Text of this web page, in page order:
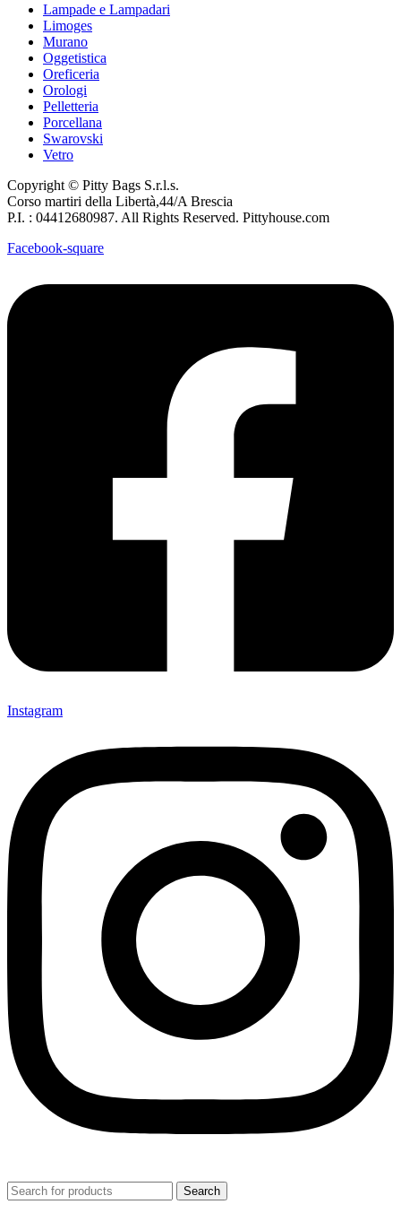
Lampade e Lampadari
Limoges
Murano
Oggetistica
Oreficeria
Orologi
Pelletteria
Porcellana
Swarovski
Vetro
Copyright © Pitty Bags S.r.l.s.
Corso martiri della Libertà,44/A Brescia
P.I. : 04412680987. All Rights Reserved. Pittyhouse.com
Facebook-square
Instagram
Search